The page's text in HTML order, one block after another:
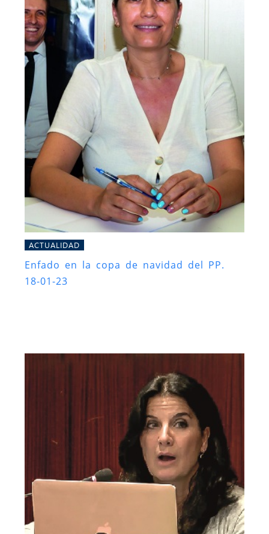
ACTUALIDAD
Enfado en la copa de navidad del PP.
18-01-23